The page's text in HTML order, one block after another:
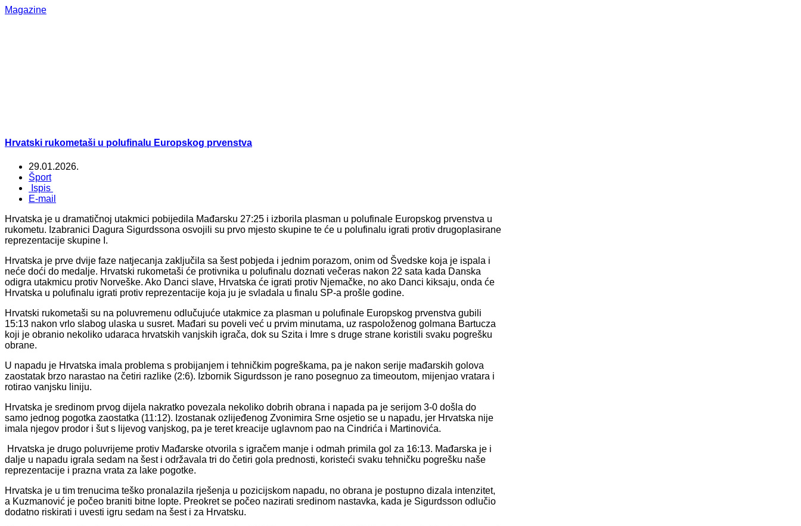
Magazine
Hrvatski rukometaši u polufinalu Europskog prvenstva
29.01.2026.
Šport
Ispis
E-mail
Hrvatska je u dramatičnoj utakmici pobijedila Mađarsku 27:25 i izborila plasman u polufinale Europskog prvenstva u
rukometu. Izabranici Dagura Sigurdssona osvojili su prvo mjesto skupine te će u polufinalu igrati protiv drugoplasirane
reprezentacije skupine I.
Hrvatska je prve dvije faze natjecanja zaključila sa šest pobjeda i jednim porazom, onim od Švedske koja je ispala i
neće doći do medalje. Hrvatski rukometaši će protivnika u polufinalu doznati večeras nakon 22 sata kada Danska
odigra utakmicu protiv Norveške. Ako Danci slave, Hrvatska će igrati protiv Njemačke, no ako Danci kiksaju, onda će
Hrvatska u polufinalu igrati protiv reprezentacije koja ju je svladala u finalu SP-a prošle godine.
Hrvatski rukometaši su na poluvremenu odlučujuće utakmice za plasman u polufinale Europskog prvenstva gubili
15:13 nakon vrlo slabog ulaska u susret. Mađari su poveli već u prvim minutama, uz raspoloženog golmana Bartucza
koji je obranio nekoliko udaraca hrvatskih vanjskih igrača, dok su Szita i Imre s druge strane koristili svaku pogrešku
obrane.
U napadu je Hrvatska imala problema s probijanjem i tehničkim pogreškama, pa je nakon serije mađarskih golova
zaostatak brzo narastao na četiri razlike (2:6). Izbornik Sigurdsson je rano posegnuo za timeoutom, mijenjao vratara i
rotirao vanjsku liniju.
Hrvatska je sredinom prvog dijela nakratko povezala nekoliko dobrih obrana i napada pa je serijom 3-0 došla do
samo jednog pogotka zaostatka (11:12). Izostanak ozlijeđenog Zvonimira Srne osjetio se u napadu, jer Hrvatska nije
imala njegov prodor i šut s lijevog vanjskog, pa je teret kreacije uglavnom pao na Cindrića i Martinovića.
Hrvatska je drugo poluvrijeme protiv Mađarske otvorila s igračem manje i odmah primila gol za 16:13. Mađarska je i
dalje u napadu igrala sedam na šest i održavala tri do četiri gola prednosti, koristeći svaku tehničku pogrešku naše
reprezentacije i prazna vrata za lake pogotke.
Hrvatska je u tim trenucima teško pronalazila rješenja u pozicijskom napadu, no obrana je postupno dizala intenzitet,
a Kuzmanović je počeo braniti bitne lopte. Preokret se počeo nazirati sredinom nastavka, kada je Sigurdsson odlučio
dodatno riskirati i uvesti igru sedam na šest i za Hrvatsku.